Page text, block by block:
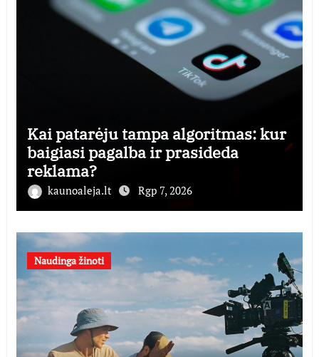
Kai patarėju tampa algoritmas: kur
baigiasi pagalba ir prasideda
reklama?
kaunoaleja.lt Rgp 7, 2026
Naudinga žinoti